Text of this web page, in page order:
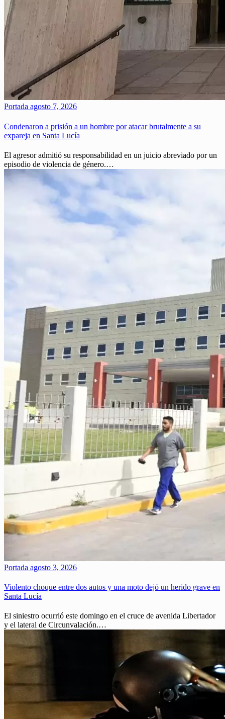
Portada agosto 7, 2026
Condenaron a prisión a un hombre por atacar brutalmente a su
expareja en Santa Lucía
El agresor admitió su responsabilidad en un juicio abreviado por un
episodio de violencia de género.…
Portada agosto 3, 2026
Violento choque entre dos autos y una moto dejó un herido grave en
Santa Lucía
El siniestro ocurrió este domingo en el cruce de avenida Libertador
y el lateral de Circunvalación.…